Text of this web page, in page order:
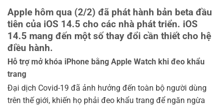
Apple hôm qua (2/2) đã phát hành bản beta đầu
tiên của iOS 14.5 cho các nhà phát triển. iOS
14.5 mang đến một số thay đổi cần thiết cho hệ
điều hành.
Hỗ trợ mở khóa iPhone bằng Apple Watch khi đeo khẩu
trang
Đại dịch Covid-19 đã ảnh hưởng đến toàn bộ người dùng
trên thế giới, khiến họ phải đeo khẩu trang để ngăn ngừa